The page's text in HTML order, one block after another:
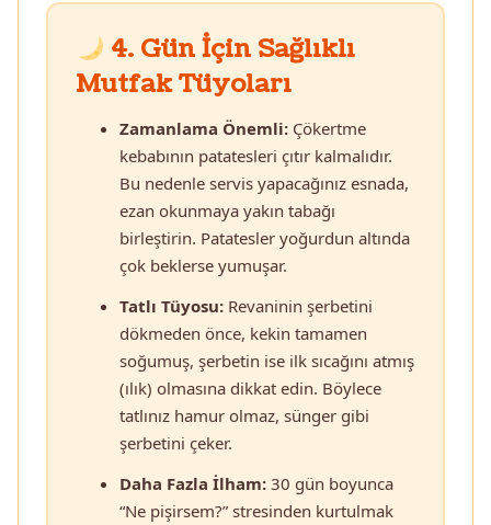
4. Gün İçin Sağlıklı
Mutfak Tüyoları
Zamanlama Önemli: Çökertme
kebabının patatesleri çıtır kalmalıdır.
Bu nedenle servis yapacağınız esnada,
ezan okunmaya yakın tabağı
birleştirin. Patatesler yoğurdun altında
çok beklerse yumuşar.
Tatlı Tüyosu: Revaninin şerbetini
dökmeden önce, kekin tamamen
soğumuş, şerbetin ise ilk sıcağını atmış
(ılık) olmasına dikkat edin. Böylece
tatlınız hamur olmaz, sünger gibi
şerbetini çeker.
Daha Fazla İlham: 30 gün boyunca
“Ne pişirsem?” stresinden kurtulmak